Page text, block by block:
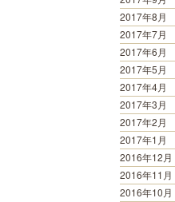
2017年8月
2017年7月
2017年6月
2017年5月
2017年4月
2017年3月
2017年2月
2017年1月
2016年12月
2016年11月
2016年10月